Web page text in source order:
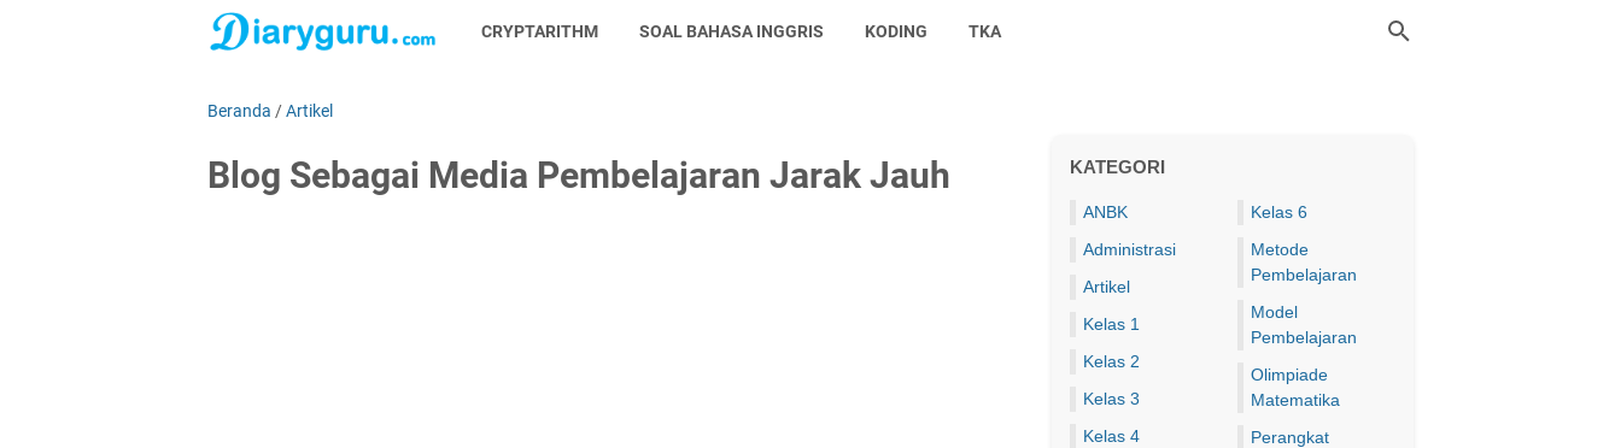
CRYPTARITHM SOAL BAHASA INGGRIS KODING TKA
Beranda /Artikel
Blog Sebagai Media Pembelajaran Jarak Jauh KATEGORI
ANBK
Administrasi
Artikel
Kelas 1
Kelas 2
Kelas 3
Kelas 4
Kelas 6
Metode
Pembelajaran
Model
Pembelajaran
Olimpiade
Matematika
Perangkat